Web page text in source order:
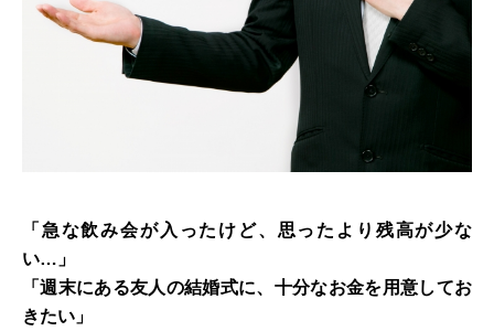
「急な飲み会が入ったけど、思ったより残高が少な
い…」
「週末にある友人の結婚式に、十分なお金を用意してお
きたい」